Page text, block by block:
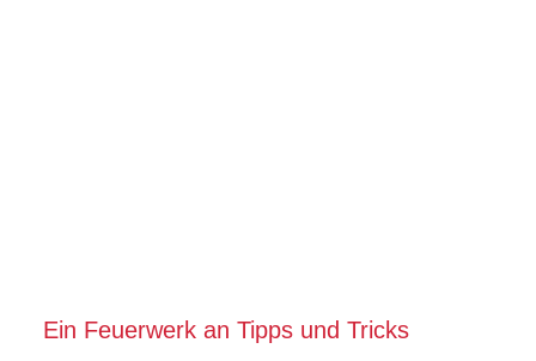
Ein Feuerwerk an Tipps und Tricks